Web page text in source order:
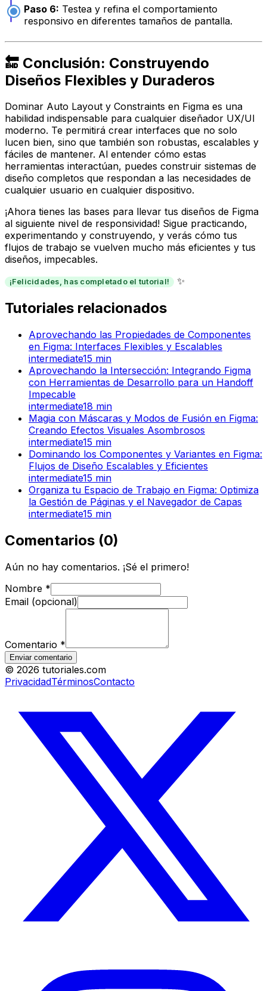
Paso 6: Testea y refina el comportamiento
responsivo en diferentes tamaños de pantalla.
🔚 Conclusión: Construyendo
Diseños Flexibles y Duraderos
Dominar Auto Layout y Constraints en Figma es una
habilidad indispensable para cualquier diseñador UX/UI
moderno. Te permitirá crear interfaces que no solo
lucen bien, sino que también son robustas, escalables y
fáciles de mantener. Al entender cómo estas
herramientas interactúan, puedes construir sistemas de
diseño completos que respondan a las necesidades de
cualquier usuario en cualquier dispositivo.
¡Ahora tienes las bases para llevar tus diseños de Figma
al siguiente nivel de responsividad! Sigue practicando,
experimentando y construyendo, y verás cómo tus
flujos de trabajo se vuelven mucho más eficientes y tus
diseños, impecables.
¡Felicidades, has completado el tutorial! ✨
Tutoriales relacionados
Aprovechando las Propiedades de Componentes
en Figma: Interfaces Flexibles y Escalables
intermediate15 min
Aprovechando la Intersección: Integrando Figma
con Herramientas de Desarrollo para un Handoff
Impecable
intermediate18 min
Magia con Máscaras y Modos de Fusión en Figma:
Creando Efectos Visuales Asombrosos
intermediate15 min
Dominando los Componentes y Variantes en Figma:
Flujos de Diseño Escalables y Eficientes
intermediate15 min
Organiza tu Espacio de Trabajo en Figma: Optimiza
la Gestión de Páginas y el Navegador de Capas
intermediate15 min
Comentarios (0)
Aún no hay comentarios. ¡Sé el primero!
Nombre *
Email (opcional)
Comentario *
Enviar comentario
© 2026 tutoriales.com
PrivacidadTérminosContacto